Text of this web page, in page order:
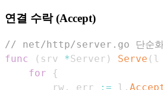
연결 수락 (Accept)
// net/http/server.go 단순화
func
( srv *Server ) Serve ( l
for
{
        rw
, err := l .